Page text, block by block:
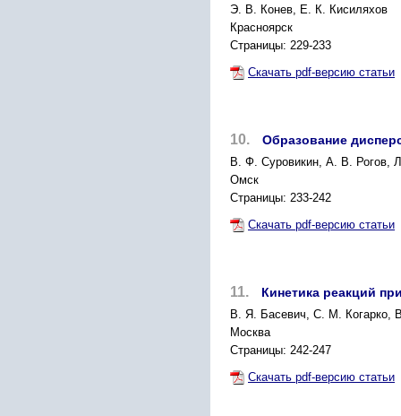
Э. В. Конев, Е. К. Кисиляхов
Красноярск
Страницы: 229-233
Скачать pdf-версию статьи
10. Образование
В. Ф. Суровикин, А. В. Рогов,
Омск
Страницы: 233-242
Скачать pdf-версию статьи
11. Кинетика реакций
В. Я. Басевич, С. М. Когарко,
Москва
Страницы: 242-247
Скачать pdf-версию статьи